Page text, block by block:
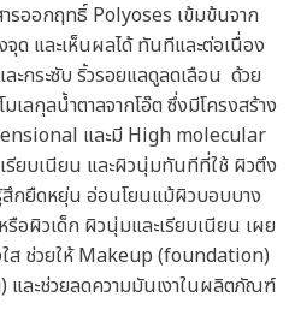
รออกฤทธิ์ Polyoses เข้มข้นจาก
จุด และเห็นผลได้ ทันทีและต่อเนื่อง
ะกระซับ ริ้วรอยแลดูลดเลือน ด้วย
เลกุลน้ำตาลจากโอ๊ต ซึ่งมีโครงสร้าง
และมี High molecular
ยบเนียน และผิวนุ่มทันทีที่ใช้ ผิวตึง
กยืดหยุ่น อ่อนโยนแม้ผิวบอบบาง
รือผิวเด็ก ผิวนุ่มและเรียบเนียน เผย
ใส ช่วยให้ Makeup (foundation)
ละช่วยลดความมันเงาในผลิตภัณฑ์